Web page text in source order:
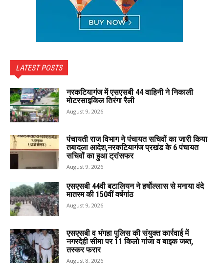
LATEST POSTS
नरकटियागंज में एसएसबी 44 वाहिनी ने निकाली
मोटरसाइकिल तिरंगा रैली
August 9, 2026
पंचायती राज विभाग ने पंचायत सचिवों का जारी किया
तबादला आदेश,नरकटियागंज प्रखंड के 6 पंचायत
सचिवों का हुआ ट्रांसफर
August 9, 2026
एसएसबी 44वी बटालियन ने हर्षोल्लास से मनाया वंदे
मातरम की 150वीं वर्षगांठ
August 9, 2026
एसएसबी व भंगहा पुलिस की संयुक्त कार्रवाई में
नगरदेही सीमा पर 11 किलो गांजा व बाइक जब्त,
तस्कर फरार
August 8, 2026